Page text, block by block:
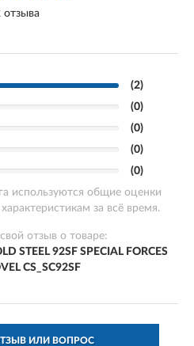
отзыва
(2)
(0)
(0)
(0)
(0)
используются общие оценки
за всё время.
отзыв о товаре:
STEEL 92SF SPECIAL FORCES
CS_SC92SF
ИЛИ ВОПРОС